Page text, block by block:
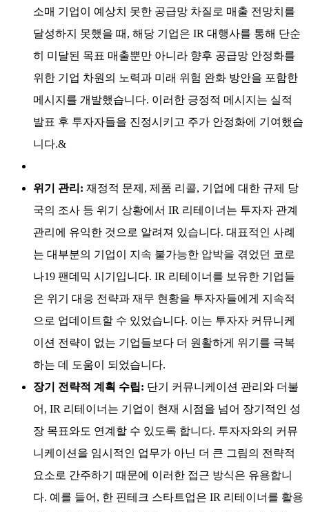
소매 기업이 예상치 못한 공급망 차질로 매출 전망치를
달성하지 못했을 때, 해당 기업은 IR 대행사를 통해 단순
히 미달된 목표 매출뿐만 아니라 향후 공급망 안정화를
위한 기업 차원의 노력과 미래 위험 완화 방안을 포함한
메시지를 개발했습니다. 이러한 긍정적 메시지는 실적
발표 후 투자자들을 진정시키고 주가 안정화에 기여했습
니다.&
위기 관리: 재정적 문제, 제품 리콜, 기업에 대한 규제 당
국의 조사 등 위기 상황에서 IR 리테이너는 투자자 관계
관리에 유익한 것으로 알려져 있습니다. 대표적인 사례
는 대부분의 기업이 지속 불가능한 압박을 겪었던 코로
나19 팬데믹 시기입니다. IR 리테이너를 보유한 기업들
은 위기 대응 전략과 재무 현황을 투자자들에게 지속적
으로 업데이트할 수 있었습니다. 이는 투자자 커뮤니케
이션 전략이 없는 기업들보다 더 원활하게 위기를 극복
하는 데 도움이 되었습니다.
장기 전략적 계획 수립: 단기 커뮤니케이션 관리와 더불
어, IR 리테이너는 기업이 현재 시점을 넘어 장기적인 성
장 목표와도 연계할 수 있도록 합니다. 투자자와의 커뮤
니케이션을 임시적인 업무가 아닌 더 큰 그림의 전략적
요소로 간주하기 때문에 이러한 접근 방식은 유용합니
다. 예를 들어, 한 핀테크 스타트업은 IR 리테이너를 활용